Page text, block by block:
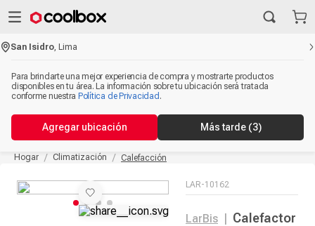
San Isidro ,Lima
Para brindarte una mejor experiencia de compra y mostrarte productos
disponibles en tu área. La información sobre tu ubicación será tratada
conforme nuestra Política de Privacidad .
Agregar ubicación Más tarde (3)
Hogar Climatización Calefacción
LAR-10162
LarBis
Calefactor